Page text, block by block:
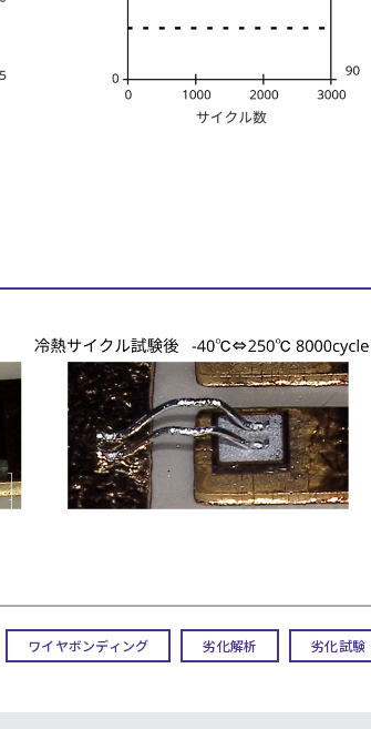
ワイヤボンディング 劣化解析 劣化試験